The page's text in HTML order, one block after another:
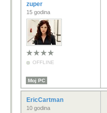
zuper
15 godina
OFFLINE
Moj PC
EricCartman
10 godina